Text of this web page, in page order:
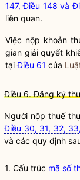
147, Điều 148 và
liên quan.
Việc nộp khoản
gian giải quyết
tạiĐiều 61 của
Điều 6. Đăng ký
Người nộp thuế
Điều 30, 31, 32,
và các quy định
1. Cấu trúc mã số